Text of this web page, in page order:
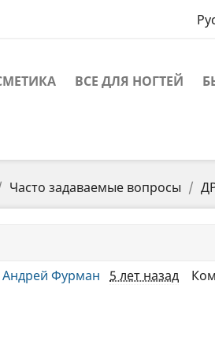
ВСЕ ДЛЯ НОГТЕЙ
Часто задаваемые вопросы
Андрей Фурман 5 лет назад